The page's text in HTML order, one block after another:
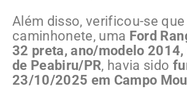
Além disso, verificou-se que
caminhonete, uma Ford
32 preta, ano/modelo 2014,
de Peabiru/PR, havia sido
23/10/2025 em Campo